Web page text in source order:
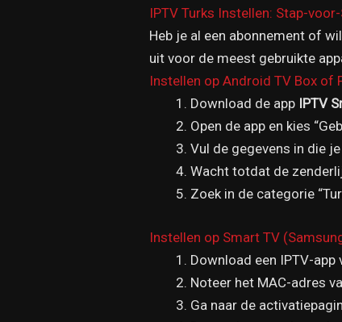
IPTV Turks Instellen: Stap-
Heb je al een abonnement of
uit voor de meest gebruikte
Instellen op Android TV Box of
Download de app IPTV
Open de app en kies
Vul de gegevens in die
Wacht totdat de
Zoek in de categorie
Instellen op Smart TV
Download een IPTV-
Noteer het MAC-adres
Ga naar de